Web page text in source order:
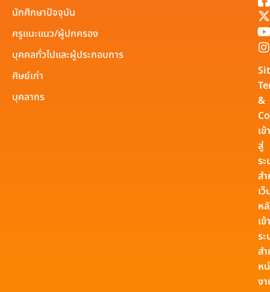
นักศึกษาปัจจุบัน
ครูแนะแนว/ผู้ปกครอง
บุคคลทั่วไปและผู้ประกอบการ
ศิษย์เก่า
บุคลากร
&
เข้า
สู่
ร
ส
เ
ห
เข้
ร
ส
ห
ง